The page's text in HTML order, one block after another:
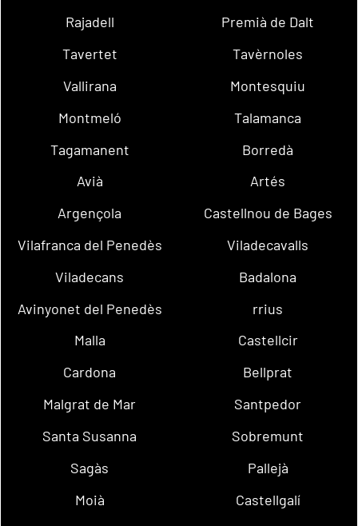
Rajadell
Premià de Dalt
Tavertet
Tavèrnoles
Vallirana
Montesquiu
Montmeló
Talamanca
Tagamanent
Borredà
Avià
Artés
Argençola
Castellnou de Bages
Vilafranca del Penedès
Viladecavalls
Viladecans
Badalona
Avinyonet del Penedès
rrius
Malla
Castellcir
Cardona
Bellprat
Malgrat de Mar
Santpedor
Santa Susanna
Sobremunt
Sagàs
Pallejà
Moià
Castellgalí